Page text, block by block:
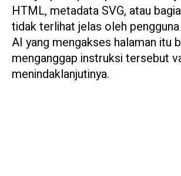
HTML, metadata SVG, atau
tidak terlihat jelas oleh
AI yang mengakses halaman itu
menganggap instruksi tersebut
menindaklanjutinya.